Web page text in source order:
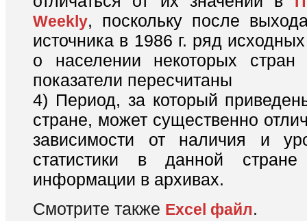
Weekly, поскольку после
источника в 1986 г. ряд
о населении некоторых
показатели пересчитаны
4) Период, за который
стране, может существенно
зависимости от наличия и
статистики в данной
информации в архивах.
Смотрите также Excel файл.